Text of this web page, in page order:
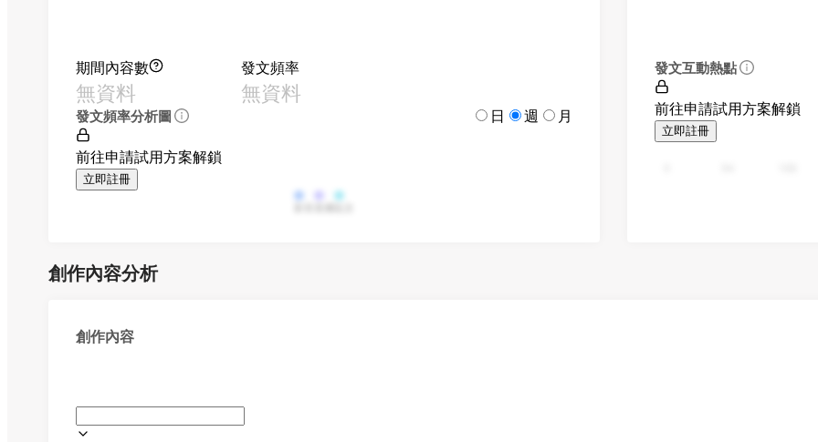
期間內容數
無資料
發文頻率
無資料
發文頻率分析圖 日 週 月
前往申請試用方案解鎖
立即註冊
發文互動熱點
前往申請試用方案解鎖
立即註冊
創作內容分析
創作內容